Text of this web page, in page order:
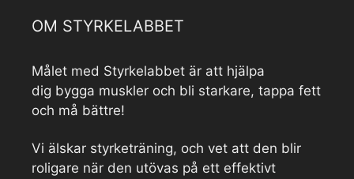
OM STYRKELABBET
Målet med Styrkelabbet är att hjälpa
dig bygga muskler och bli starkare, tappa fett
och må bättre!
Vi älskar styrketräning, och vet att den blir
roligare när den utövas på ett effektivt